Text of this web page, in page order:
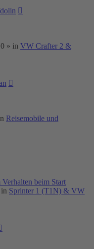
» in VW Crafter 2 &
Reisemobile und
Verhalten beim Start
Sprinter 1 (T1N) & VW